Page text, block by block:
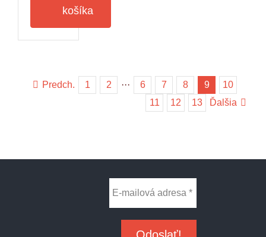
Jahodakošíka
Predch. 1 2 ··· 6 7 8 9
10
11
12 13 Ďalšia